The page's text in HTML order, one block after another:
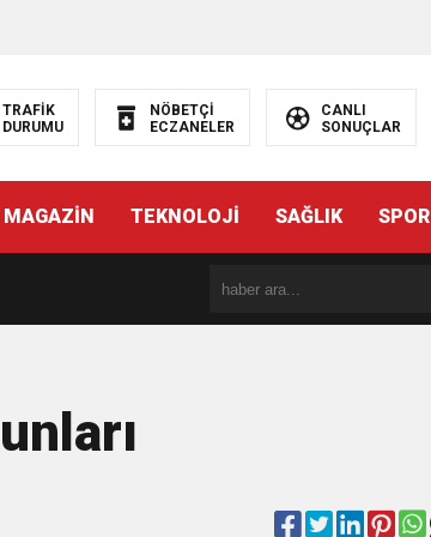
TRAFİK
DURUMU
NÖBETÇİ
ECZANELER
CANLI
SONUÇLAR
MAGAZİN TEKNOLOJİ SAĞLIK SPOR